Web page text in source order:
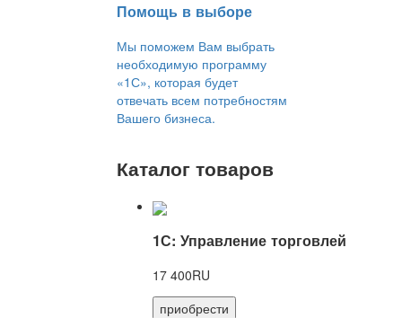
Помощь в выборе
Мы поможем Вам выбрать
необходимую программу
«1С», которая будет
отвечать всем потребностям
Вашего бизнеса.
Каталог товаров
1С: Управление торговлей
17 400RU
приобрести